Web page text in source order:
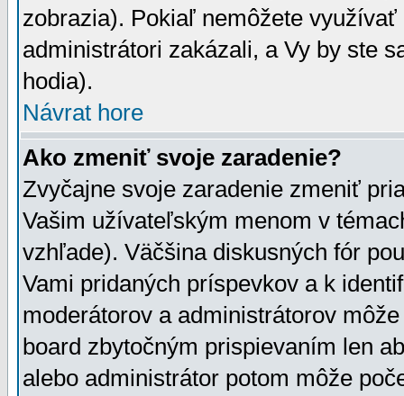
zobrazia). Pokiaľ nemôžete
administrátori zakázali, a Vy by ste
hodia).
Návrat hore
Ako zmeniť svoje zaradenie?
Zvyčajne svoje zaradenie zmeniť
Vašim užívateľským menom v
vzhľade). Väčšina diskusných fór
Vami pridaných príspevkov a k
moderátorov a administrátorov
board zbytočným prispievaním len
alebo administrátor potom môže